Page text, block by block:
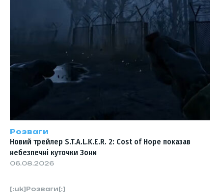
[:uk]Розваги[:]
Розваги
Новий трейлер S.T.A.L.K.E.R. 2: Cost of Hope показав
небезпечні куточки Зони
06.08.2026